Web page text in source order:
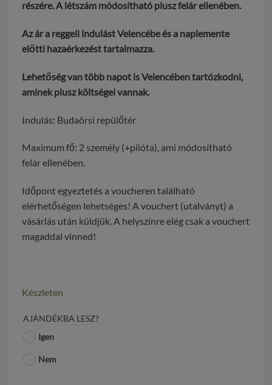
részére. A létszám módosítható plusz felár ellenében.
Az ár a reggeli indulást Velencébe és a naplemente
előtti hazaérkezést tartalmazza.
Lehetőség van több napot is Velencében tartózkodni,
aminek plusz költségei vannak.
Indulás: Budaörsi repülőtér
Maximum fő: 2 személy (+pilóta), ami módosítható
felár ellenében.
Időpont egyeztetés a voucheren található
elérhetőségen lehetséges! A vouchert (utalványt) a
vásárlás után küldjük. A helyszínre elég csak a vouchert
magaddal vinned!
Készleten
AJÁNDÉKBA LESZ?
Igen
Nem